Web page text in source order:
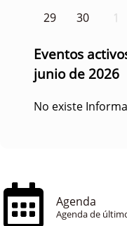
29
30 1
Eventos
junio de 2026
No existe
Agenda
Agenda de